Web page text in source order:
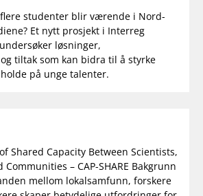
studenter blir værende i Nord-
Et nytt prosjekt i Interreg
løsninger,
tiltak som kan bidra til å styrke
på unge talenter.
Shared Capacity Between Scientists,
Communities – CAP-SHARE Bakgrunn
mellom lokalsamfunn, forskere